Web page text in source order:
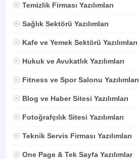
Temizlik Firması Yazılımları
Sağlık Sektörü Yazılımları
Kafe ve Yemek Sektörü Yazılımları
Hukuk ve Avukatlık Yazılımları
Fitness ve Spor Salonu Yazılımları
Blog ve Haber Sitesi Yazılımları
Fotoğrafçılık Sitesi Yazılımları
Teknik Servis Firması Yazılımları
One Page & Tek Sayfa Yazılımlar